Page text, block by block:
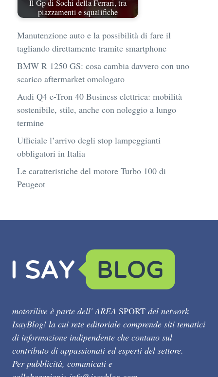
Il Gp di Sochi della Ferrari, tra
piazzamenti e squalifiche
Manutenzione auto e la possibilità di fare il
tagliando direttamente tramite smartphone
BMW R 1250 GS: cosa cambia davvero con uno
scarico aftermarket omologato
Audi Q4 e-Tron 40 Business elettrica: mobilità
sostenibile, stile, anche con noleggio a lungo
termine
Ufficiale l’arrivo degli stop lampeggianti
obbligatori in Italia
Le caratteristiche del motore Turbo 100 di
Peugeot
motorilive è parte dell' AREA SPORT del network
IsayBlog! la cui rete editoriale comprende siti tematici
di informazione indipendente che contano sul
contributo di appassionati ed esperti del settore.
Per pubblicità, comunicati e